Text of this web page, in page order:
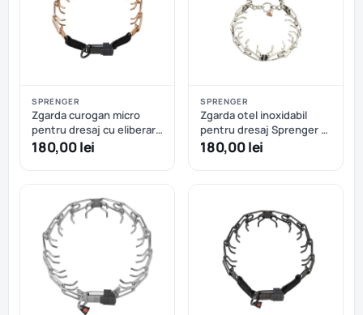
SPRENGER
Zgarda curogan micro
pentru dresaj cu eliberare
rapida Sprenger – 41 cm
180,00 lei
SPRENGER
Zgarda otel inoxidabil
pentru dresaj Sprenger -
63 cm - 4 mm
180,00 lei